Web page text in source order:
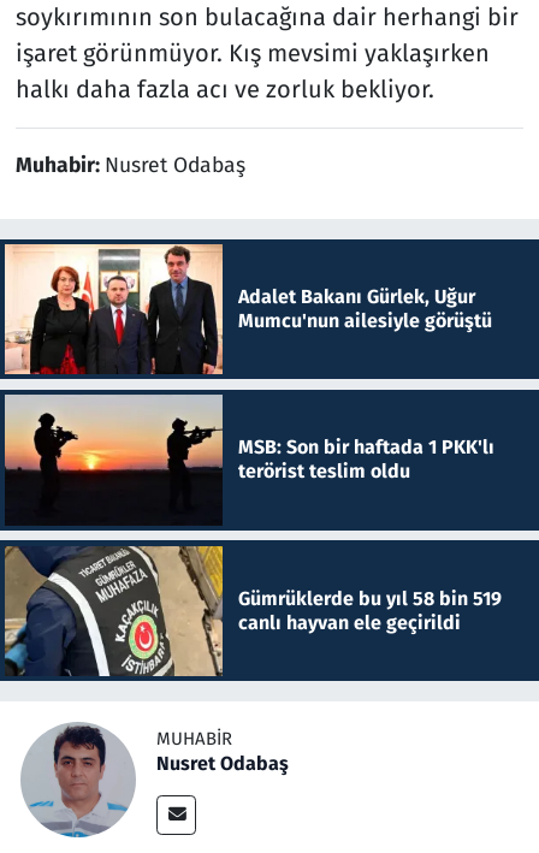
soykırımının son bulacağına dair herhangi bir
işaret görünmüyor. Kış mevsimi yaklaşırken
halkı daha fazla acı ve zorluk bekliyor.
Muhabir: Nusret Odabaş
Adalet Bakanı Gürlek, Uğur
Mumcu'nun ailesiyle görüştü
MSB: Son bir haftada 1 PKK'lı
terörist teslim oldu
Gümrüklerde bu yıl 58 bin 519
canlı hayvan ele geçirildi
MUHABIR
Nusret Odabaş